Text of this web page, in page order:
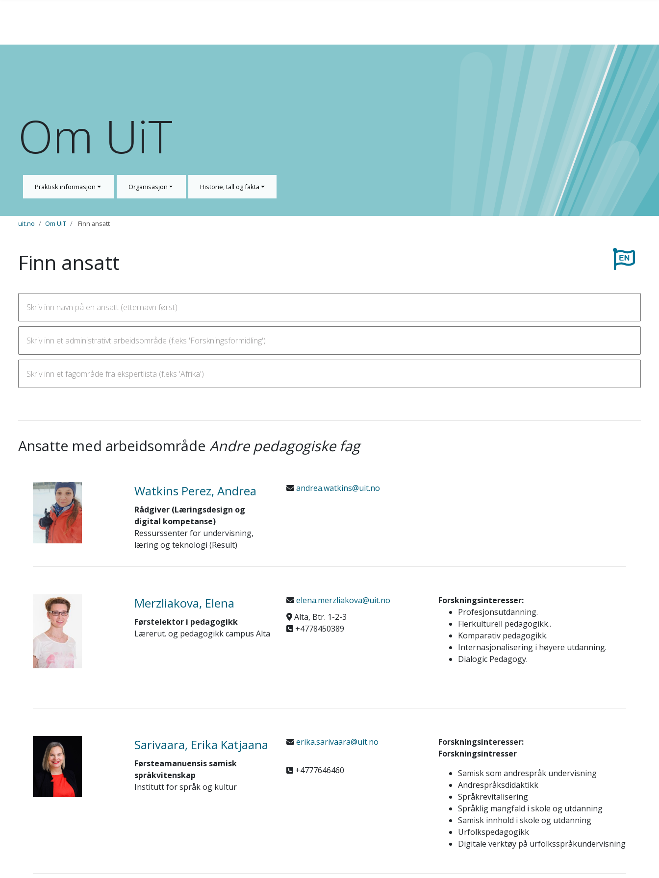
Om UiT
Praktisk informasjon Organisasjon Historie, tall og fakta
uit.no Om UiT Finn ansatt
Finn ansatt
Ansatte med arbeidsområde Andre pedagogiske fag
Watkins Perez, Andrea
Rådgiver (Læringsdesign og
digital kompetanse)
Ressurssenter for undervisning,
læring og teknologi (Result)
andrea.watkins@uit.no
Merzliakova, Elena
Førstelektor i pedagogikk
Lærerut. og pedagogikk campus Alta
elena.merzliakova@uit.no
Alta, Btr. 1-2-3
+4778450389
Forskningsinteresser:
Profesjonsutdanning.
Flerkulturell pedagogikk..
Komparativ pedagogikk.
Internasjonalisering i høyere utdanning.
Dialogic Pedagogy.
Sarivaara, Erika Katjaana
Førsteamanuensis samisk
språkvitenskap
Institutt for språk og kultur
erika.sarivaara@uit.no
+4777646460
Forskningsinteresser:
Forskningsintresser
Samisk som andrespråk undervisning
Andrespråksdidaktikk
Språkrevitalisering
Språklig mangfald i skole og utdanning
Samisk innhold i skole og utdanning
Urfolkspedagogikk
Digitale verktøy på urfolksspråkundervisning